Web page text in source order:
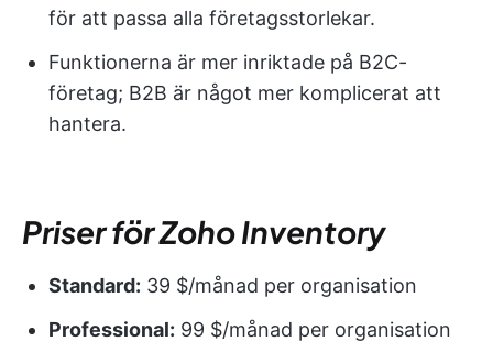
för att passa alla företagsstorlekar.
Funktionerna är mer inriktade på B2C-
företag; B2B är något mer komplicerat att
hantera.
Priser för Zoho Inventory
Standard: 39 $/månad per organisation
Professional: 99 $/månad per organisation